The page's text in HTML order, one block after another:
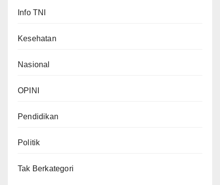
Info TNI
Kesehatan
Nasional
OPINI
Pendidikan
Politik
Tak Berkategori